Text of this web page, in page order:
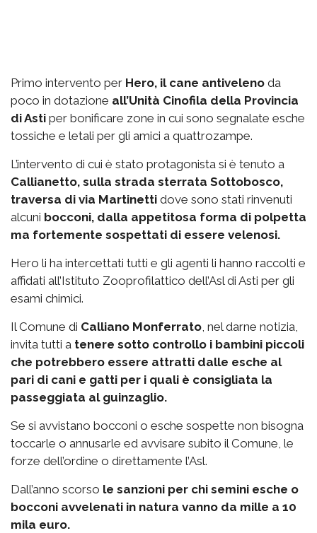
Primo intervento per Hero, il cane antiveleno da
poco in dotazione all’Unità Cinofila della Provincia
di Asti per bonificare zone in cui sono segnalate esche
tossiche e letali per gli amici a quattrozampe.
L’intervento di cui è stato protagonista si è tenuto a
Callianetto, sulla strada sterrata Sottobosco,
traversa di via Martinetti dove sono stati rinvenuti
alcuni bocconi, dalla appetitosa forma di polpetta
ma fortemente sospettati di essere velenosi.
Hero li ha intercettati tutti e gli agenti li hanno raccolti e
affidati all’Istituto Zooprofilattico dell’Asl di Asti per gli
esami chimici.
Il Comune di Calliano Monferrato, nel darne notizia,
invita tutti a tenere sotto controllo i bambini piccoli
che potrebbero essere attratti dalle esche al
pari di cani e gatti per i quali è consigliata la
passeggiata al guinzaglio.
Se si avvistano bocconi o esche sospette non bisogna
toccarle o annusarle ed avvisare subito il Comune, le
forze dell’ordine o direttamente l’Asl.
Dall’anno scorso le sanzioni per chi semini esche o
bocconi avvelenati in natura vanno da mille a 10
mila euro.